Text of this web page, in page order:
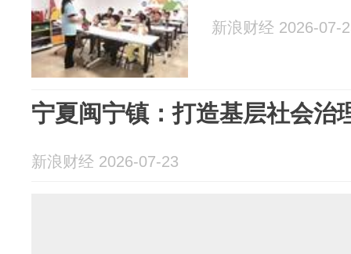
新浪财经 2026-07-
宁夏闽宁镇：打造基层社会治
新浪财经 2026-07-23